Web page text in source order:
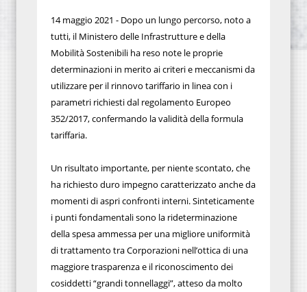
14 maggio 2021 - Dopo un lungo percorso, noto a
tutti, il Ministero delle Infrastrutture e della
Mobilità Sostenibili ha reso note le proprie
determinazioni in merito ai criteri e meccanismi da
utilizzare per il rinnovo tariffario in linea con i
parametri richiesti dal regolamento Europeo
352/2017, confermando la validità della formula
tariffaria.
Un risultato importante, per niente scontato, che
ha richiesto duro impegno caratterizzato anche da
momenti di aspri confronti interni. Sinteticamente
i punti fondamentali sono la rideterminazione
della spesa ammessa per una migliore uniformità
di trattamento tra Corporazioni nell’ottica di una
maggiore trasparenza e il riconoscimento dei
cosiddetti “grandi tonnellaggi”, atteso da molto